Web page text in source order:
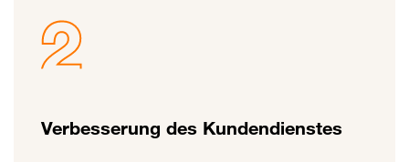
Verbesserung des Kundendienstes